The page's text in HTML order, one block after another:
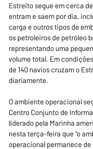
Estreito segue em cerca
entram e saem por dia,
carga e outros tipos de
os petroleiros de petróleo
representando uma
volume total. Em
de 140 navios cruzam o
diariamente.
O ambiente operacional
Centro Conjunto de
liderado pela Marinha
nesta terça-feira que "o
operacional permanece